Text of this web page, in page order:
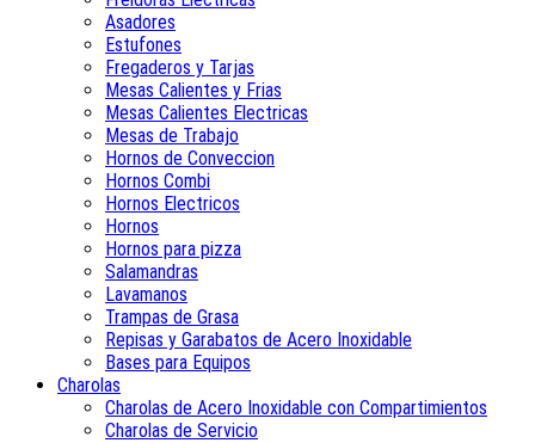
Asadores
Estufones
Fregaderos y Tarjas
Mesas Calientes y Frias
Mesas Calientes Electricas
Mesas de Trabajo
Hornos de Conveccion
Hornos Combi
Hornos Electricos
Hornos
Hornos para pizza
Salamandras
Lavamanos
Trampas de Grasa
Repisas y Garabatos de Acero Inoxidable
Bases para Equipos
Charolas
Charolas de Acero Inoxidable con Compartimientos
Charolas de Servicio